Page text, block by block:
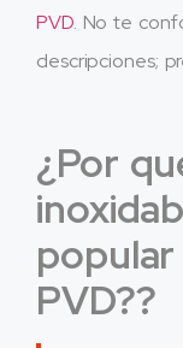
PVD. No te
descripciones;
¿Por
popular
PVD??